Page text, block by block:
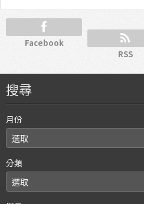
Facebook
RSS
搜尋
月份
分類